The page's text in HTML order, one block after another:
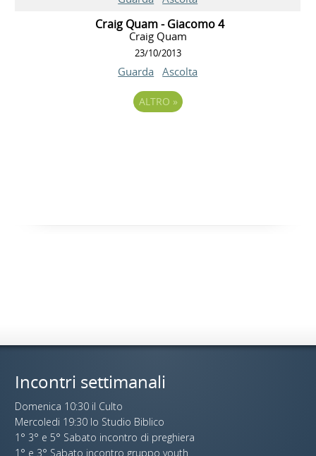
Craig Quam - Giacomo 4
Craig Quam
23/10/2013
Guarda Ascolta
ALTRO »
Incontri settimanali
Domenica 10:30 il Culto
Mercoledi 19:30 lo Studio Biblico
1° 3° e 5° Sabato incontro di preghiera
1° e 3° Sabato incontro gruppo youth